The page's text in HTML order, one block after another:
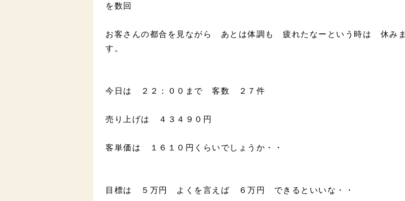
を数回
お客さんの都合を見ながら あとは体調も 疲れたなーという時は 休みま
す。
今日は ２２：００まで 客数 ２７件
売り上げは ４３４９０円
客単価は １６１０円くらいでしょうか・・
目標は ５万円 よくを言えば ６万円 できるといいな・・